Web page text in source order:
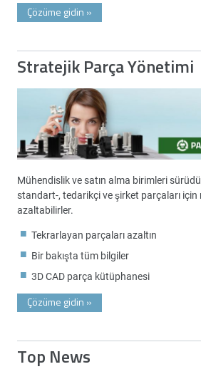
Çözüme gidin »
Stratejik Parça Yönetimi
Mühendislik ve satın alma birimleri
standart-, tedarikçi ve şirket parçaları
azaltabilirler.
Tekrarlayan parçaları azaltın
Bir bakışta tüm bilgiler
3D CAD parça kütüphanesi
Çözüme gidin »
Top News